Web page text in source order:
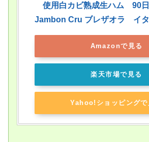
使用白カビ熟成生ハム 90
Jambon Cru ブレザオラ イ
Amazonで見る
楽天市場で見る
Yahoo!ショッピングで